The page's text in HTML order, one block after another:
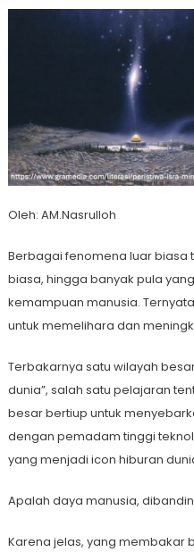
Oleh: AM.Nasrulloh
Berbagai fenomena luar biasa
biasa, hingga banyak pula
kemampuan manusia.
untuk memelihara dan
Terbakarnya satu wilayah
dunia”, salah satu pelajaran
besar bertiup untuk
dengan pemadam tinggi
yang menjadi icon hiburan
Apalah daya manusia,
Karena jelas, yang membakar